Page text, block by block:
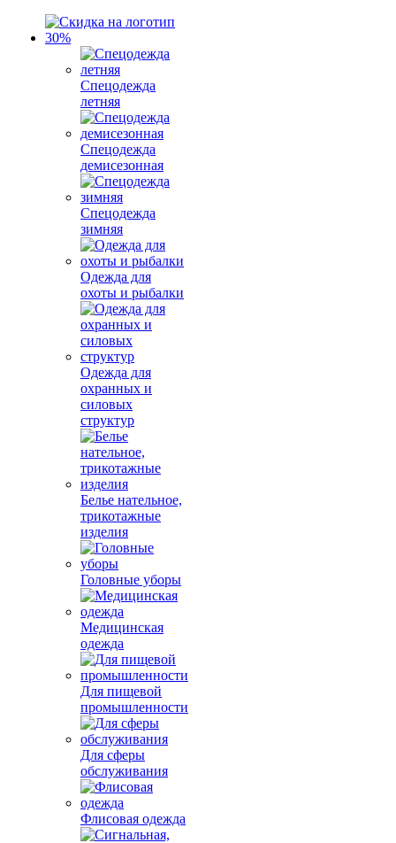
Спецодежда
летняя
Спецодежда
демисезонная
Спецодежда
зимняя
Одежда для
охоты и рыбалки
Одежда для
охранных и
силовых
структур
Белье нательное,
трикотажные
изделия
Головные уборы
Медицинская
одежда
Для пищевой
промышленности
Для сферы
обслуживания
Флисовая одежда